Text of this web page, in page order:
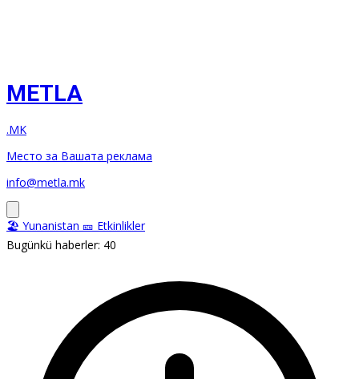
METLA
.MK
Место за Вашата реклама
info@metla.mk
🏖️ Yunanistan 🎫 Etkinlikler
Bugünkü haberler: 40